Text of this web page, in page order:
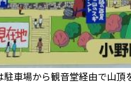
車場から観音堂経由で山頂